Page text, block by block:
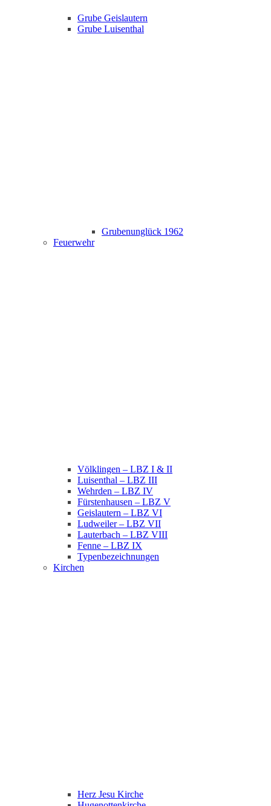
Grube Geislautern
Grube Luisenthal
Grubenunglück 1962
Feuerwehr
Völklingen – LBZ I & II
Luisenthal – LBZ III
Wehrden – LBZ IV
Fürstenhausen – LBZ V
Geislautern – LBZ VI
Ludweiler – LBZ VII
Lauterbach – LBZ VIII
Fenne – LBZ IX
Typenbezeichnungen
Kirchen
Herz Jesu Kirche